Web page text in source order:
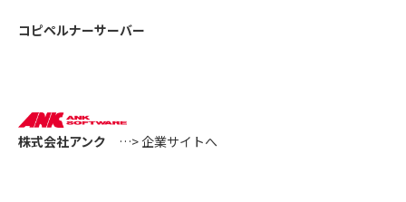
コピペルナーサーバー
株式会社アンク …> 企業サイトへ